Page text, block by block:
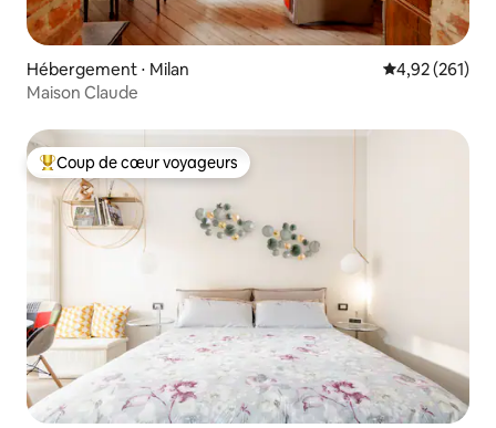
Hébergement ⋅ Milan Évaluation
4,92 (261)
Maison Claude
Coups de cœur voyageurs les plus appréciés
Coup de cœur voyageurs